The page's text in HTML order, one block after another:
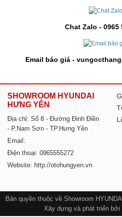
Chat Zalo - 0965
Email báo giá -
SHOWROOM HYUNDAI
HƯNG YÊN
Địa chỉ: Số 8 - Đường Đinh Điền
- P.Nam Sơn - TP.Hưng Yên
Email:
Điện thoại: 0965555272
Website: http://otohungyen.vn
Bản quyền thuộc về Showroom
Xây dựng và phát triển bởi